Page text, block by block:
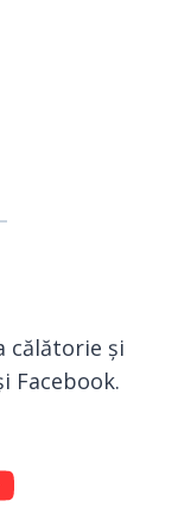
călătorie și
Facebook.